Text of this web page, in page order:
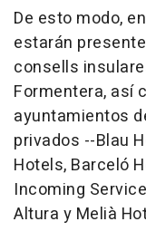
De esto modo,
estarán
consells
Formentera, así
ayuntamientos
privados --Blau
Hotels, Barceló
Incoming
Altura y Melià